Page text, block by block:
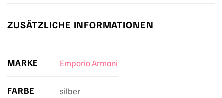
ZUSÄTZLICHE INFORMATIONEN
MARKE Emporio Armani
FARBE silber